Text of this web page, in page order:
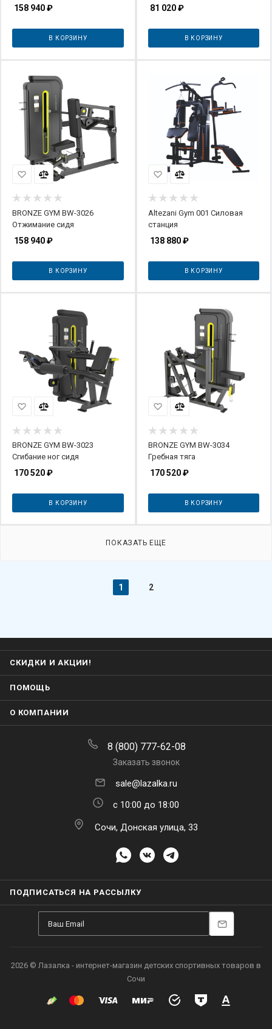
158 940₽
В КОРЗИНУ
81 020₽
В КОРЗИНУ
BRONZE GYM BW-3026
Отжимание сидя
158 940₽
В КОРЗИНУ
Altezani Gym 001 Силовая
станция
138 880₽
В КОРЗИНУ
BRONZE GYM BW-3023
Сгибание ног сидя
170 520₽
В КОРЗИНУ
BRONZE GYM BW-3034
Гребная тяга
170 520₽
В КОРЗИНУ
ПОКАЗАТЬ ЕЩЕ
1 2
СКИДКИ И АКЦИИ!
ПОМОЩЬ
О КОМПАНИИ
8 (800) 777-62-08
Заказать звонок
sale@lazalka.ru
с 10:00 до 18:00
Сочи, Донская улица, 33
ПОДПИСАТЬСЯ НА РАССЫЛКУ
2026 © Лазалка - интернет-магазин детских спортивных товаров в
Сочи